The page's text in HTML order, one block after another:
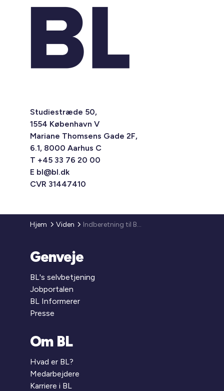
Studiestræde 50,
1554 København V
Mariane Thomsens Gade 2F,
6.1, 8000 Aarhus C
T +45 33 76 20 00
E bl@bl.dk
CVR 31447410
Hjem Viden Indberetning til Boligportal/huslejeregister, proces omkring Udbetaling Danmark m.v.
Genveje
BL's selvbetjening
Jobportalen
BL Informerer
Presse
Om BL
Hvad er BL?
Medarbejdere
Karriere i BL